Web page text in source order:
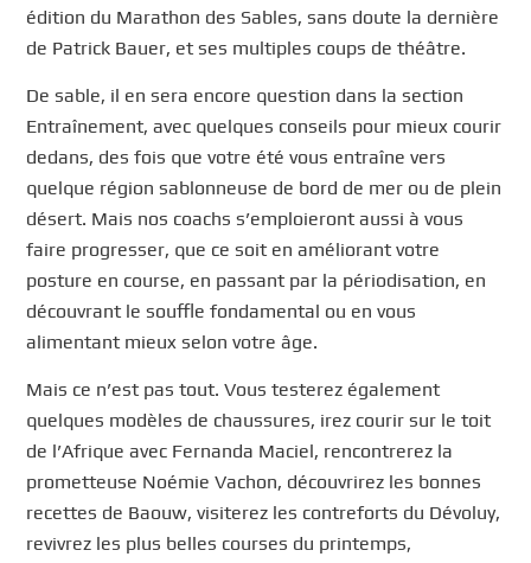
édition du Marathon des Sables, sans doute la dernière
de Patrick Bauer, et ses multiples coups de théâtre.
De sable, il en sera encore question dans la section
Entraînement, avec quelques conseils pour mieux courir
dedans, des fois que votre été vous entraîne vers
quelque région sablonneuse de bord de mer ou de plein
désert. Mais nos coachs s’emploieront aussi à vous
faire progresser, que ce soit en améliorant votre
posture en course, en passant par la périodisation, en
découvrant le souffle fondamental ou en vous
alimentant mieux selon votre âge.
Mais ce n’est pas tout. Vous testerez également
quelques modèles de chaussures, irez courir sur le toit
de l’Afrique avec Fernanda Maciel, rencontrerez la
prometteuse Noémie Vachon, découvrirez les bonnes
recettes de Baouw, visiterez les contreforts du Dévoluy,
revivrez les plus belles courses du printemps,